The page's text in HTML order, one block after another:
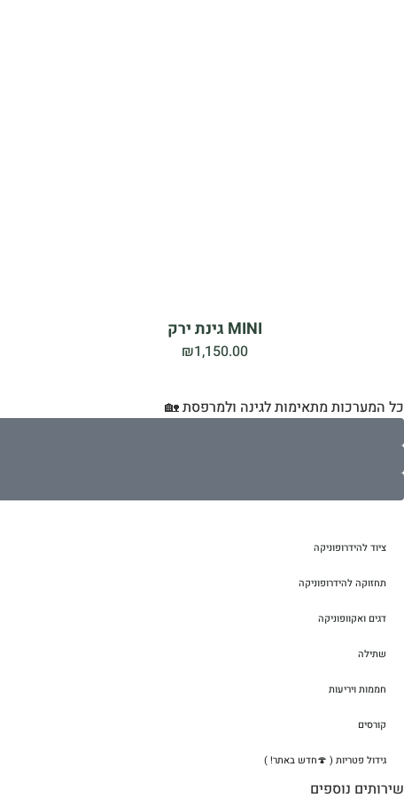
MINI גינת ירק
₪1,150.00
כל המערכות מתאימות לגינה ולמרפסת 🏡
ציוד להידרופוניקה
תחזוקה להידרופוניקה
דגים ואקוופוניקה
שתילה
חממות ויריעות
קורסים
גידול פטריות ( 🍄חדש באתר! )
שירותים נוספים